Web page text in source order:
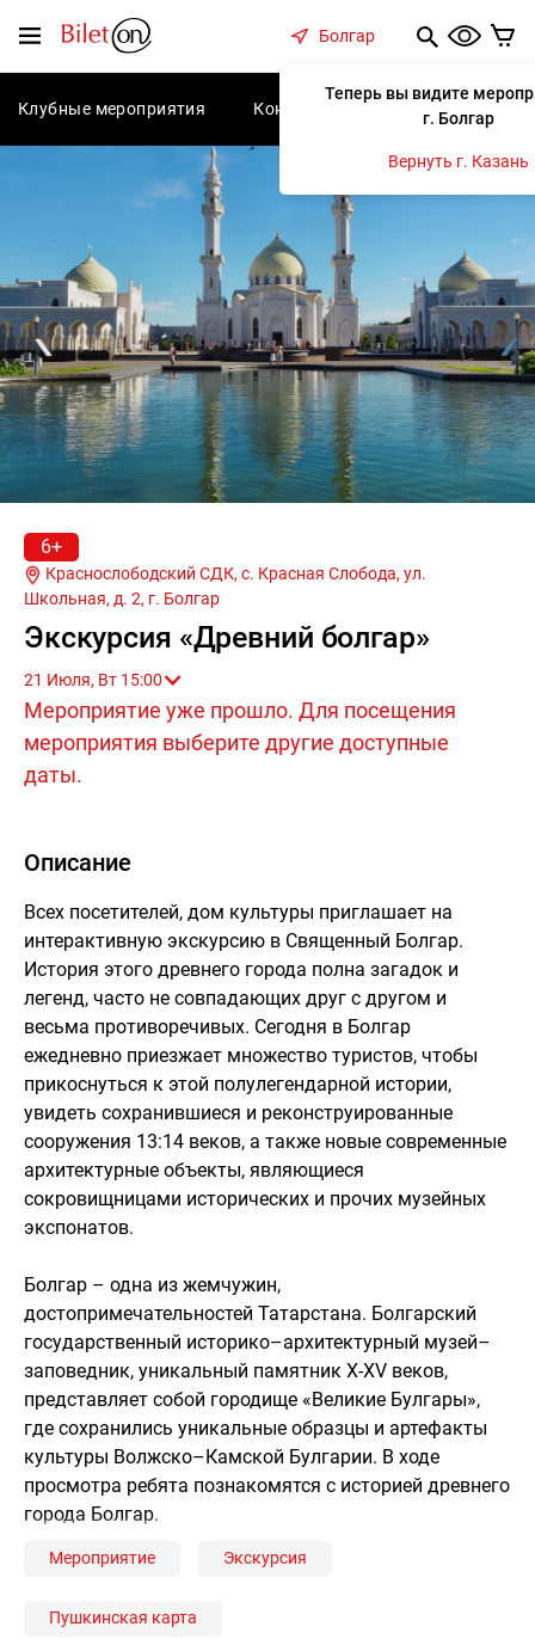
Меню
Болгар
Теперь вы видите
г. Болгар
Вернуть г. Казань
Клубные мероприятия Концерты Спектакли
6+
Школьная, д. 2, г. Болгар
Экскурсия «Древний болгар»
21 Июля, Вт 15:00
Мероприятие уже прошло. Для посещения
мероприятия выберите другие доступные
даты.
Описание
Всех посетителей, дом культуры приглашает на
интерактивную экскурсию в Священный Болгар.
История этого древнего города полна загадок и
легенд, часто не совпадающих друг с другом и
весьма противоречивых. Сегодня в Болгар
ежедневно приезжает множество туристов, чтобы
прикоснуться к этой полулегендарной истории,
увидеть сохранившиеся и реконструированные
сооружения 13:14 веков, а также новые современные
архитектурные объекты, являющиеся
сокровищницами исторических и прочих музейных
экспонатов.
Болгар – одна из жемчужин,
достопримечательностей Татарстана. Болгарский
государственный историко–архитектурный музей–
заповедник, уникальный памятник X-XV веков,
представляет собой городище «Великие Булгары»,
где сохранились уникальные образцы и артефакты
культуры Волжско–Камской Булгарии. В ходе
просмотра ребята познакомятся с историей древнего
города Болгар.
Мероприятие Экскурсия
Пушкинская карта